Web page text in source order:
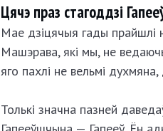
Цячэ праз стагоддзі
Мае дзіцячыя гады
Машэрава, які мы, не
яго пахлі не вельмі
Толькі значна пазней